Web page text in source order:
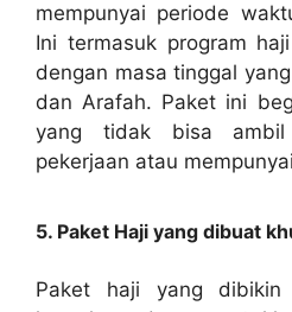
mempunyai periode
Ini termasuk program
dengan masa tinggal
dan Arafah. Paket ini
yang tidak bisa
pekerjaan atau
5. Paket Haji yang dibuat
Paket haji yang dibikin